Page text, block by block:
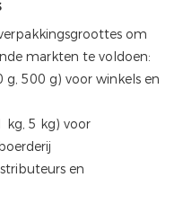
om
markten te voldoen:
g, 500 g) voor winkels en
kg, 5 kg) voor
en